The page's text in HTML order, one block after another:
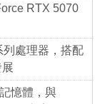
RTX 5070
處理器，搭配
憶體，與